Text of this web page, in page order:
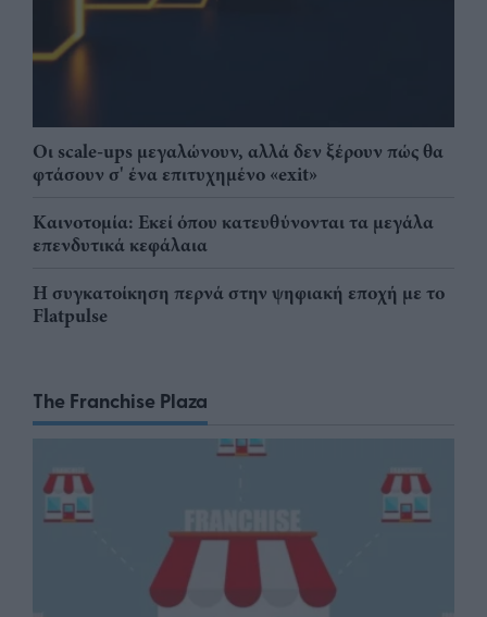
Οι scale-ups μεγαλώνουν, αλλά δεν ξέρουν πώς θα
φτάσουν σ' ένα επιτυχημένο «exit»
Καινοτομία: Εκεί όπου κατευθύνονται τα μεγάλα
επενδυτικά κεφάλαια
Η συγκατοίκηση περνά στην ψηφιακή εποχή με το
Flatpulse
The Franchise Plaza